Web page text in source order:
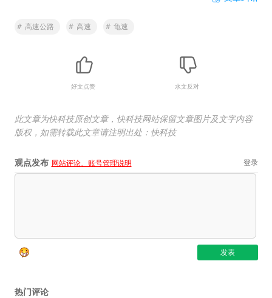
# 高速公路 # 高速 # 龟速
好文点赞 水文反对
此文章为快科技原创文章，快科技网站保留文章图片及文字内容
版权，如需转载此文章请注明出处：快科技
观点发布 网站评论、账号管理说明 登录
热门评论